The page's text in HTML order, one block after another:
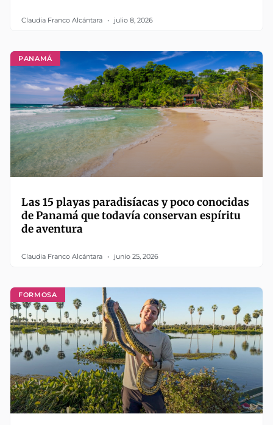
Claudia Franco Alcántara julio 8, 2026
PANAMÁ
Las 15 playas paradisíacas y poco conocidas
de Panamá que todavía conservan espíritu
de aventura
Claudia Franco Alcántara junio 25, 2026
FORMOSA